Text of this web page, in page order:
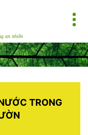
an nhiên
TRONG